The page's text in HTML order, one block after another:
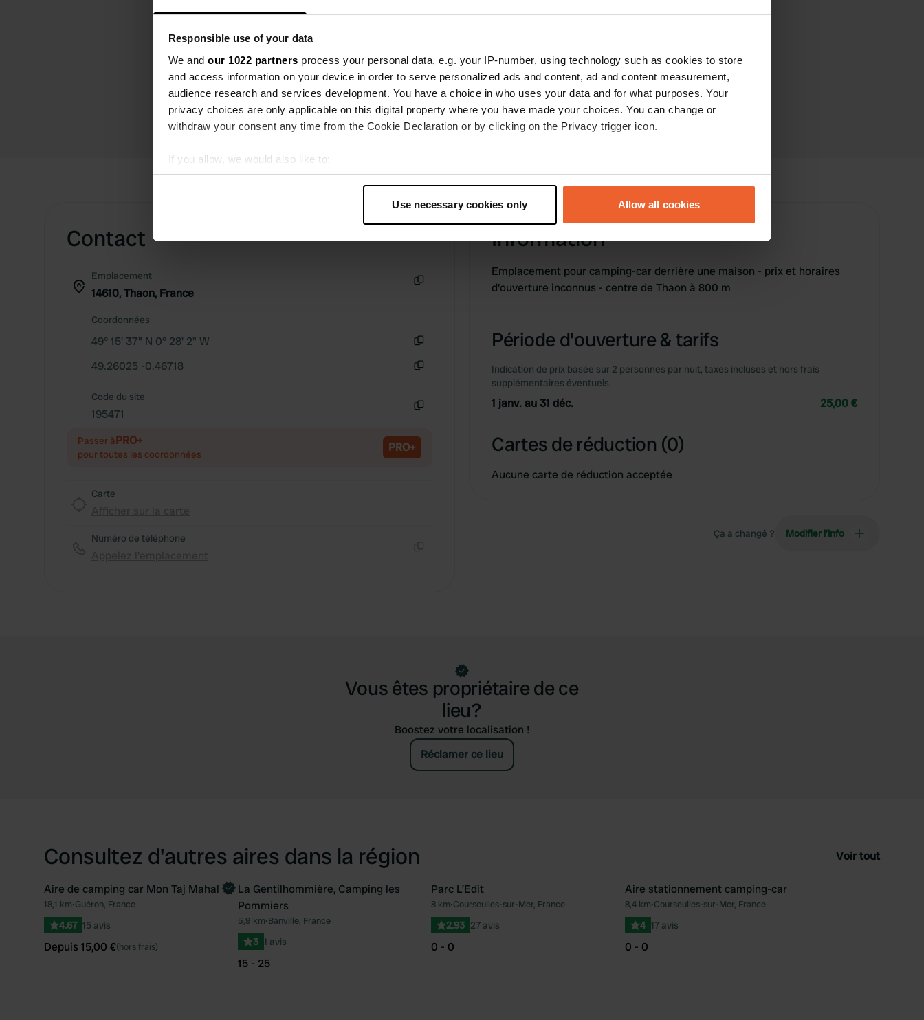
Responsible use of your data
We and our 1022 partners process your personal data, e.g. your IP-number, using technology such as cookies to store
and access information on your device in order to serve personalized ads and content, ad and content measurement,
audience research and services development. You have a choice in who uses your data and for what purposes. Your
privacy choices are only applicable on this digital property where you have made your choices. You can change or
withdraw your consent any time from the Cookie Declaration or by clicking on the Privacy trigger icon.
If you allow, we would also like to:
Collect information about your geographical location which can be accurate to within several meters
Find out more about how your personal data is processed and set your preferences in the
We use cookies to personalise content and ads, to provide social media features and to analyse our traffic. We also share
other information that you’ve provided to them or that they’ve collected from your use of their services.
Use necessary cookies only Allow all cookies
vous en pensez.
Contact
Emplacement
14610, Thaon, France
Coordonnées
49° 15' 37" N 0° 28' 2" W
49.26025 -0.46718
Code du site
195471
Passer àPRO+
pour toutes les coordonnées PRO+
Carte
Numéro de téléphone
Information
Emplacement pour camping-car derrière une maison - prix et horaires
d'ouverture inconnus - centre de Thaon à 800 m
Période d'ouverture & tarifs
Indication de prix basée sur 2 personnes par nuit, taxes incluses et hors frais
supplémentaires éventuels.
1 janv. au 31 déc. 25,00 €
Cartes de réduction (0)
Aucune carte de réduction acceptée
Ça a changé ? Modifier l’info
Vous êtes propriétaire de ce
lieu?
Boostez votre localisation !
Réclamer ce lieu
Consultez d'autres aires dans la région Voir tout
Préféré
Reserve maintenant
Aire de camping car Mon Taj Mahal
18,1 km•Guéron, France
4.67 15 avis
Depuis 15,00 €(hors frais)
Préféré
La Gentilhommière, Camping les
Pommiers
5,9 km•Banville, France
3 1 avis
15 - 25
Préféré
Parc L’Edit
8 km•Courseulles-sur-Mer, France
2.93 27 avis
0 - 0
Aire stationnement camping-car
8,4 km•Courseulles-sur-Mer, France
4 17 avis
0 - 0